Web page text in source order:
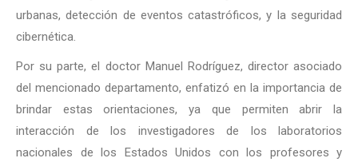
urbanas, detección de eventos catastróficos, y la seguridad
cibernética.
Por su parte, el doctor Manuel Rodríguez, director asociado
del mencionado departamento, enfatizó en la importancia de
brindar estas orientaciones, ya que permiten abrir la
interacción de los investigadores de los laboratorios
nacionales de los Estados Unidos con los profesores y